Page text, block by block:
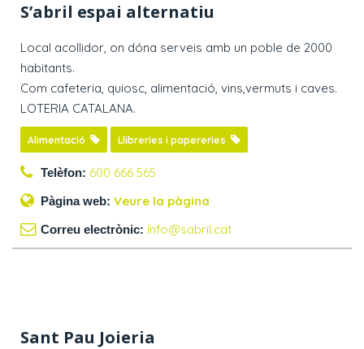
S’abril espai alternatiu
Local acollidor, on dóna serveis amb un poble de 2000
habitants.
Com cafeteria, quiosc, alimentació, vins,vermuts i caves.
LOTERIA CATALANA.
Alimentació Llibreries i papereries
Telèfon: 600 666 565
Pàgina web: Veure la pàgina
Correu electrònic: info@sabril.cat
Sant Pau Joieria